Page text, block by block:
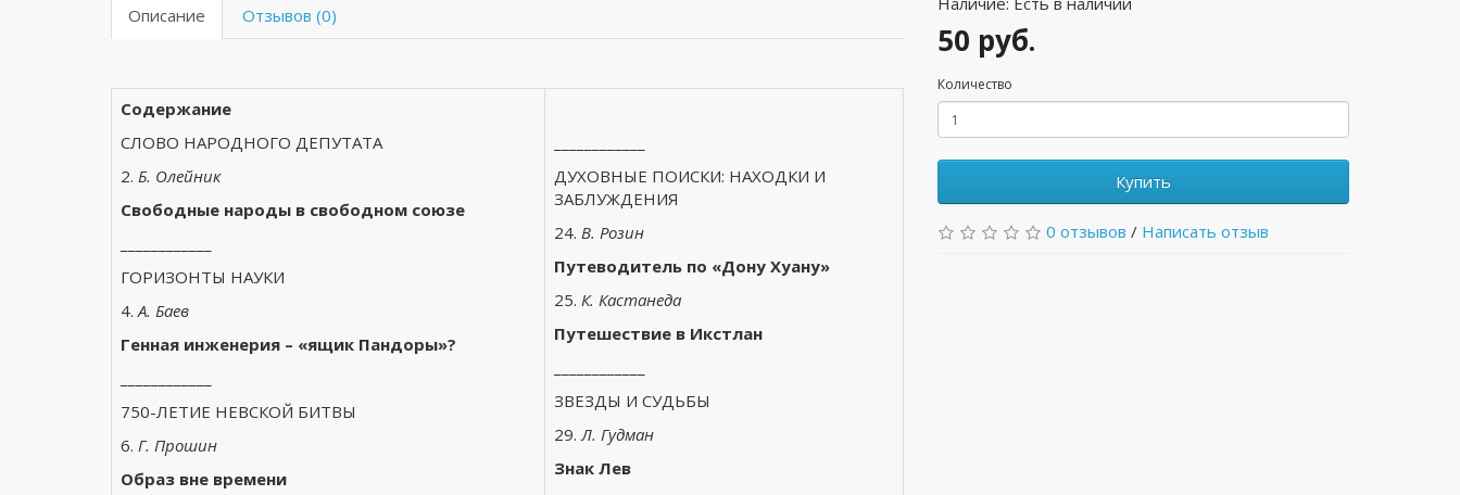
Описание Отзывов (0)
Содержание
СЛОВО НАРОДНОГО ДЕПУТАТА
2. Б. Олейник
Свободные народы в свободном союзе
ГОРИЗОНТЫ НАУКИ
4.А. Баев
Генная инженерия – «ящик Пандоры»?
750-ЛЕТИЕ НЕВСКОЙ БИТВЫ
6. Г. Прошин
Образ вне времени
ДУХОВНЫЕ ПОИСКИ: НАХОДКИ И
ЗАБЛУЖДЕНИЯ
24. В. Розин
Путеводитель по «Дону Хуану»
25. К. Кастанеда
Путешествие в Икстлан
ЗВЕЗДЫ И СУДЬБЫ
29.Л. Гудман
Знак Лев
50 руб.
Количество
Купить
0 отзывов / Написать отзыв